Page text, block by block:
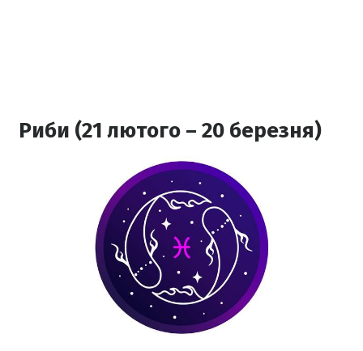
Риби (21 лютого – 20 березня)